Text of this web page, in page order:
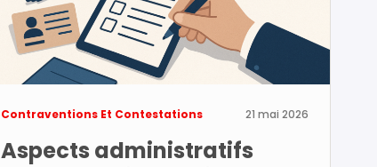
Contraventions Et Contestations 21 mai 2026
Aspects administratifs